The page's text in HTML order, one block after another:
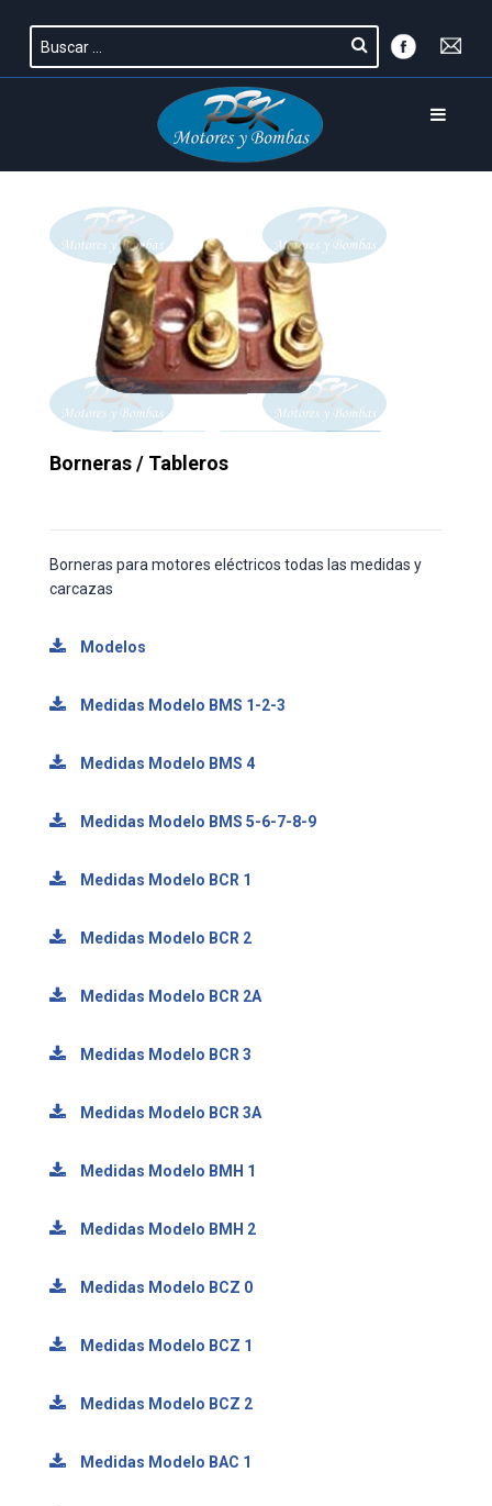
Borneras / Tableros
Borneras para motores eléctricos todas las medidas y
carcazas
Modelos
Medidas Modelo BMS 1-2-3
Medidas Modelo BMS 4
Medidas Modelo BMS 5-6-7-8-9
Medidas Modelo BCR 1
Medidas Modelo BCR 2
Medidas Modelo BCR 2A
Medidas Modelo BCR 3
Medidas Modelo BCR 3A
Medidas Modelo BMH 1
Medidas Modelo BMH 2
Medidas Modelo BCZ 0
Medidas Modelo BCZ 1
Medidas Modelo BCZ 2
Medidas Modelo BAC 1